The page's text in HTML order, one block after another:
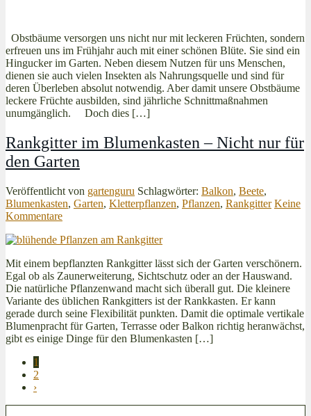
Obstbäume versorgen uns nicht nur mit leckeren Früchten, sondern
erfreuen uns im Frühjahr auch mit einer schönen Blüte. Sie sind ein
Hingucker im Garten. Neben diesem Nutzen für uns Menschen,
dienen sie auch vielen Insekten als Nahrungsquelle und sind für
deren Überleben absolut notwendig. Aber damit unsere Obstbäume
leckere Früchte ausbilden, sind jährliche Schnittmaßnahmen
unumgänglich. Doch dies […]
Rankgitter im Blumenkasten – Nicht nur für
den Garten
Veröffentlicht von gartenguru Schlagwörter: Balkon, Beete,
Blumenkasten, Garten, Kletterpflanzen, Pflanzen, Rankgitter Keine
Kommentare
Mit einem bepflanzten Rankgitter lässt sich der Garten verschönern.
Egal ob als Zaunerweiterung, Sichtschutz oder an der Hauswand.
Die natürliche Pflanzenwand macht sich überall gut. Die kleinere
Variante des üblichen Rankgitters ist der Rankkasten. Er kann
gerade durch seine Flexibilität punkten. Damit die optimale vertikale
Blumenpracht für Garten, Terrasse oder Balkon richtig heranwächst,
gibt es einige Dinge für den Blumenkasten […]
1
2
›